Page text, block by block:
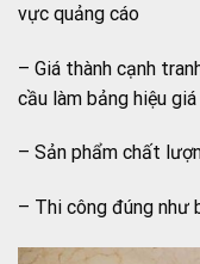
vực quảng cáo
– Giá thành cạnh
cầu làm bảng hiệu giá
– Sản phẩm chất
– Thi công đúng như